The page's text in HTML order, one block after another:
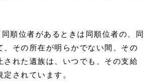
順位者があるときは同順位者の、同
その所在が明らかでない間、その
れた遺族は、いつでも、その支給
されています。